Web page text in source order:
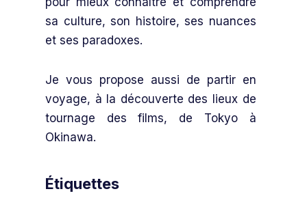
sa culture, son histoire, ses nuances
et ses paradoxes.
Je vous propose aussi de partir en
voyage, à la découverte des lieux de
tournage des films, de Tokyo à
Okinawa.
Étiquettes